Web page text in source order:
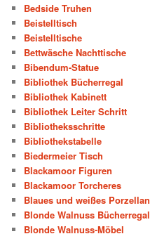
Bedside Truhen
Beistelltisch
Beistelltische
Bettwäsche Nachttische
Bibendum-Statue
Bibliothek Bücherregal
Bibliothek Kabinett
Bibliothek Leiter Schritt
Bibliotheksschritte
Bibliothekstabelle
Biedermeier Tisch
Blackamoor Figuren
Blackamoor Torcheres
Blaues und weißes Porzellan
Blonde Walnuss Bücherregal
Blonde Walnuss-Möbel